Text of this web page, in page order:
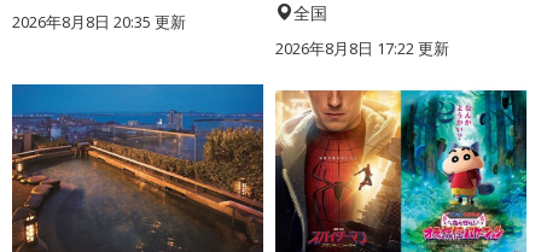
2026年8月8日 20:35 更新 全国
2026年8月8日 17:22更新